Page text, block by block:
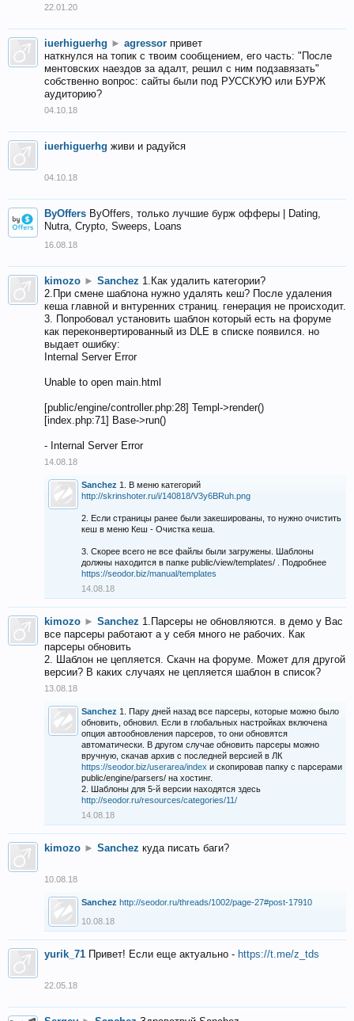
22.01.20
iuerhiguerhg ► agressor привет
наткнулся на топик с твоим сообщением, его часть: "После
ментовских наездов за адалт, решил с ним подзавязать"
собственно вопрос: сайты были под РУССКУЮ или БУРЖ
аудиторию?
04.10.18
iuerhiguerhg живи и радуйся
04.10.18
ByOffers ByOffers, только лучшие бурж офферы | Dating,
Nutra, Crypto, Sweeps, Loans
16.08.18
kimozo ► Sanchez 1.Как удалить категории?
2.При смене шаблона нужно удалять кеш? После удаления
кеша главной и внтуренних страниц. генерация не происходит.
3. Попробовал установить шаблон который есть на форуме
как переконвертированный из DLE в списке появился. но
выдает ошибку:
Internal Server Error
Unable to open main.html
[public/engine/controller.php:28] Templ->render()
[index.php:71] Base->run()
- Internal Server Error
14.08.18
Sanchez 1. В меню категорий
http://skrinshoter.ru/i/140818/V3y6BRuh.png
2. Если страницы ранее были закешированы, то нужно очистить
кеш в меню Кеш - Очистка кеша.
3. Скорее всего не все файлы были загружены. Шаблоны
должны находится в папке public/view/templates/ . Подробнее
https://seodor.biz/manual/templates
14.08.18
kimozo ► Sanchez 1.Парсеры не обновляются. в демо у Вас
все парсеры работают а у себя много не рабочих. Как
парсеры обновить
2. Шаблон не цепляется. Скачн на форуме. Может для другой
версии? В каких случаях не цепляется шаблон в список?
13.08.18
Sanchez 1. Пару дней назад все парсеры, которые можно было
обновить, обновил. Если в глобальных настройках включена
опция автообновления парсеров, то они обновятся
автоматически. В другом случае обновить парсеры можно
вручную, скачав архив с последней версией в ЛК
https://seodor.biz/userarea/index и скопировав папку с парсерами
public/engine/parsers/ на хостинг.
2. Шаблоны для 5-й версии находятся здесь
http://seodor.ru/resources/categories/11/
14.08.18
kimozo ► Sanchez куда писать баги?
10.08.18
Sanchez http://seodor.ru/threads/1002/page-27#post-17910
10.08.18
yurik_71 Привет! Если еще актуально - https://t.me/z_tds
22.05.18